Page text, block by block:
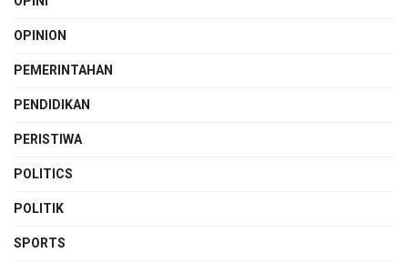
OPINION
PEMERINTAHAN
PENDIDIKAN
PERISTIWA
POLITICS
POLITIK
SPORTS